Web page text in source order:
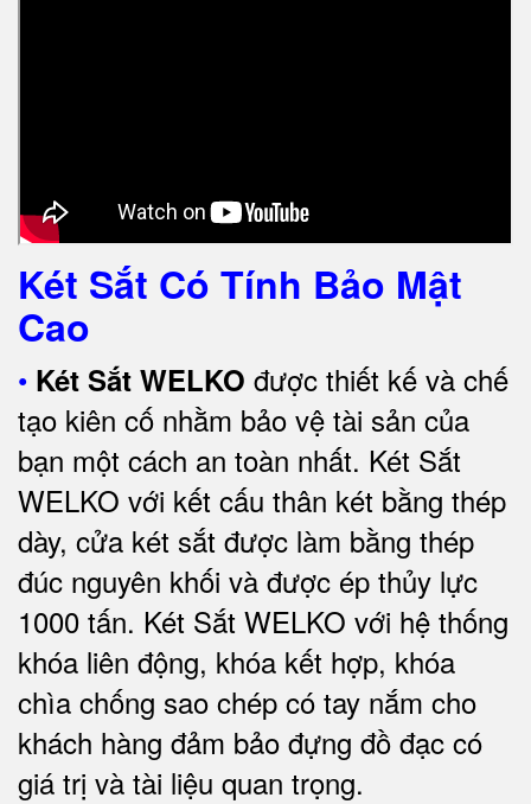
Két Sắt Có Tính Bảo Mật
Cao
• Két Sắt WELKO được thiết kế và chế
tạo kiên cố nhằm bảo vệ tài sản của
bạn một cách an toàn nhất. Két Sắt
WELKO với kết cấu thân két bằng thép
dày, cửa két sắt được làm bằng thép
đúc nguyên khối và được ép thủy lực
1000 tấn. Két Sắt WELKO với hệ thống
khóa liên động, khóa kết hợp, khóa
chìa chống sao chép có tay nắm cho
khách hàng đảm bảo đựng đồ đạc có
giá trị và tài liệu quan trọng.